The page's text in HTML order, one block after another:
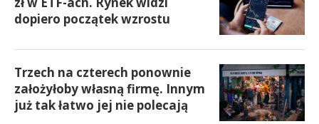
dopiero początek wzrostu
Trzech na czterech ponownie
założyłoby własną firmę. Innym
już tak łatwo jej nie polecają